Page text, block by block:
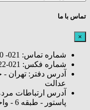
تماس با ما
×
شماره تماس: 021- 000000
شماره فکس: 021-222222
آدرس دفتر: تهران -
عدالت
آدرس ارتباطات
پاستور - طبقه 6 - واحد 12